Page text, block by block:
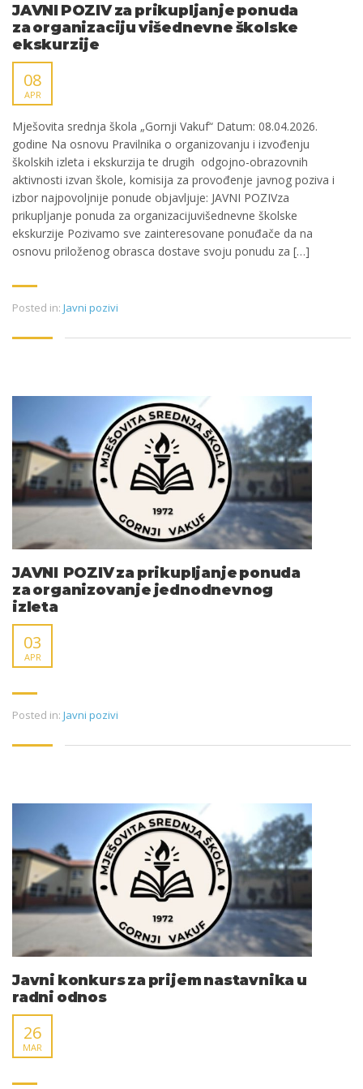
JAVNI POZIV za prikupljanje ponuda
za organizaciju višednevne školske
ekskurzije
08
APR
Mješovita srednja škola „Gornji Vakuf“ Datum: 08.04.2026.
godine Na osnovu Pravilnika o organizovanju i izvođenju
školskih izleta i ekskurzija te drugih odgojno-obrazovnih
aktivnosti izvan škole, komisija za provođenje javnog poziva i
izbor najpovoljnije ponude objavljuje: JAVNI POZIVza
prikupljanje ponuda za organizacijuvišednevne školske
ekskurzije Pozivamo sve zainteresovane ponuđače da na
osnovu priloženog obrasca dostave svoju ponudu za […]
Posted in: Javni pozivi
JAVNI POZIV za prikupljanje ponuda
za organizovanje jednodnevnog
izleta
03
APR
Posted in: Javni pozivi
Javni konkurs za prijem nastavnika u
radni odnos
26
MAR